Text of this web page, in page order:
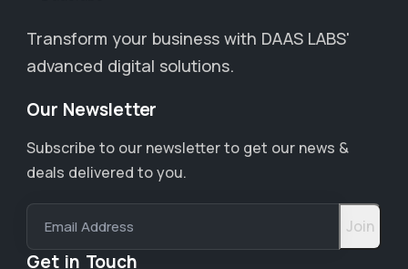
Transform your business with DAAS LABS'
advanced digital solutions.
Our Newsletter
Subscribe to our newsletter to get our news &
deals delivered to you.
Email Address
Get in Touch